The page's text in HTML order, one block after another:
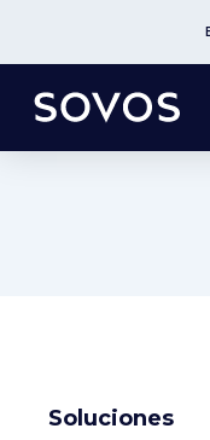
Soluciones